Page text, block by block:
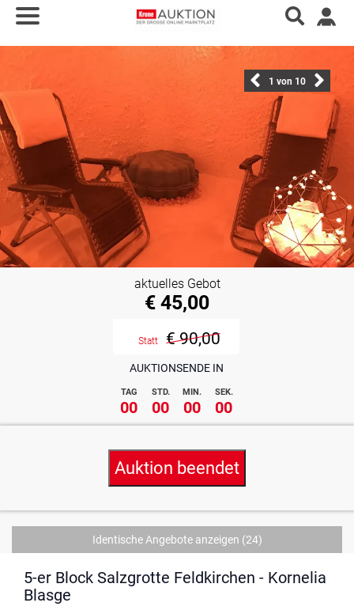
1 von 10
AUKTIONSENDE IN
TAG STD. MIN. SEK.
00 00 00 00
aktuelles Gebot
€ 45,00
Statt € 90,00
Auktion beendet
Identische Angebote anzeigen (24)
5-er Block Salzgrotte Feldkirchen - Kornelia
Blasge